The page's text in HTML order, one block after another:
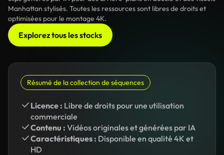
Manhattan stylisés. Toutes les ressources sont libres de droits et
optimisées pour le montage 4K.
Explorez tous les stocks
Résumé de la collection de séquences
Licence : Libre de droits pour une utilisation
commerciale
Contenu : Vidéos originales et générées par IA
Caractéristiques : Disponible en qualité 4K et
HD